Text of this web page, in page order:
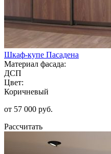
Шкаф-купе Пасадена
Материал фасада:
ДСП
Цвет:
Коричневый
от 57 000 руб.
Рассчитать